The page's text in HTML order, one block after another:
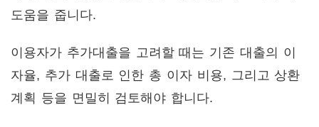
도움을 줍니다​.
이용자가 추가대출을 고려할 때는 기존 대출의 이
자율, 추가 대출로 인한 총 이자 비용, 그리고 상환
계획 등을 면밀히 검토해야 합니다.